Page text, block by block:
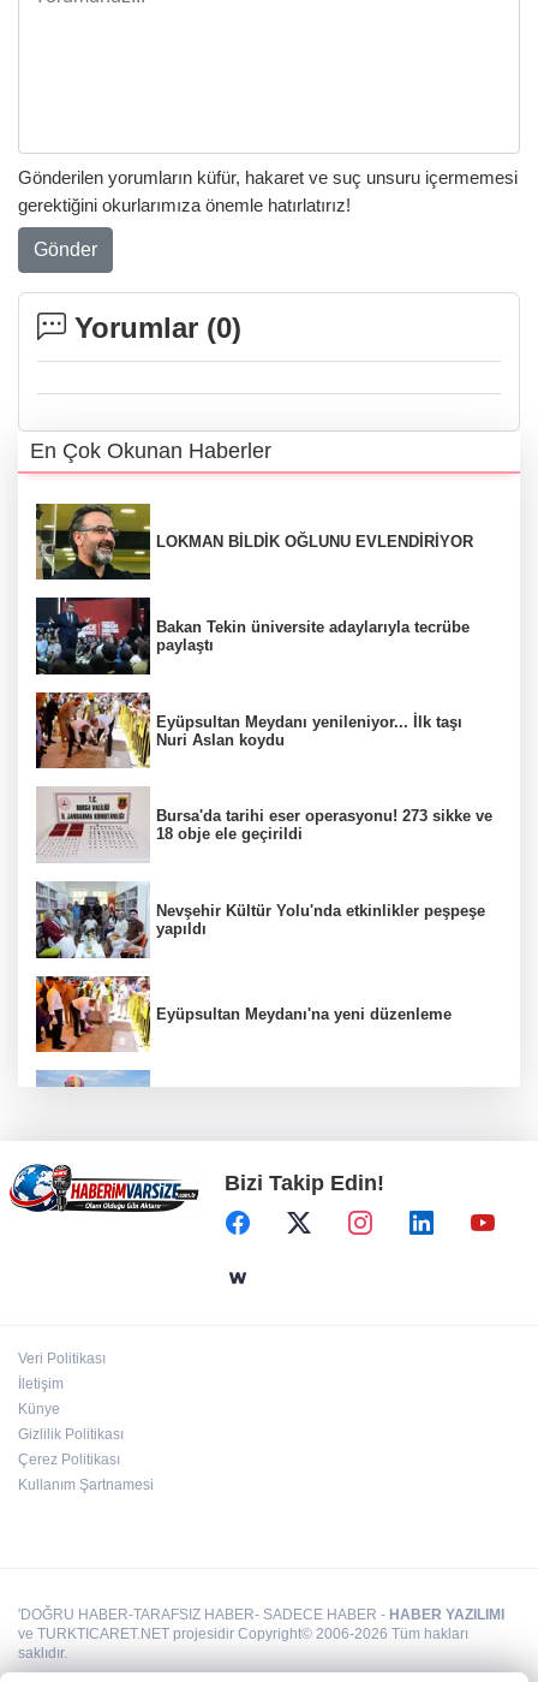
Gönderilen yorumların küfür, hakaret ve suç unsuru içermemesi
gerektiğini okurlarımıza önemle hatırlatırız!
Gönder
Yorumlar (0)
En Çok Okunan Haberler
LOKMAN BİLDİK OĞLUNU EVLENDİRİYOR
Bakan Tekin üniversite adaylarıyla tecrübe
paylaştı
Eyüpsultan Meydanı yenileniyor... İlk taşı
Nuri Aslan koydu
Bursa'da tarihi eser operasyonu! 273 sikke ve
18 obje ele geçirildi
Nevşehir Kültür Yolu'nda etkinlikler peşpeşe
yapıldı
Eyüpsultan Meydanı'na yeni düzenleme
ATA Çiftliği Yoncaları Atatürk Parkı'na ulaştı
İstanbul Maltepe’de çocuklar kitapların renkli
Bizi Takip Edin!
Veri Politikası
İletişim
Künye
Gizlilik Politikası
Çerez Politikası
Kullanım Şartnamesi
'DOĞRU HABER-TARAFSIZ HABER- SADECE HABER - HABER YAZILIMI
ve TURKTICARET.NET projesidir Copyright© 2006-2026 Tüm hakları
saklıdır.